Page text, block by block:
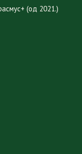
(од 2021.)